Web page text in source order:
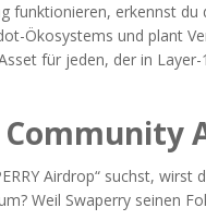
funktionieren, erkennst du
Ökosystems und plant
für jeden, der in
Community
Airdrop“ suchst, wirst
Weil Swaperry seinen